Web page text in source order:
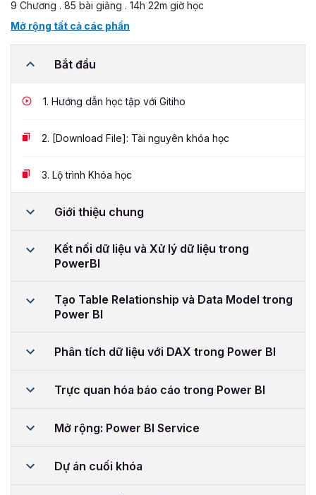
9 Chương . 85 bài giảng . 14h 22m giờ học
Mở rộng tất cả các phần
Bắt đầu
1. Hướng dẫn học tập với Gitiho
2. [Download File]: Tài nguyên khóa học
3. Lộ trình Khóa học
Giới thiệu chung
Kết nối dữ liệu và Xử lý dữ liệu trong
PowerBI
Tạo Table Relationship và Data Model trong
Power BI
Phân tích dữ liệu với DAX trong Power BI
Trực quan hóa báo cáo trong Power BI
Mở rộng: Power BI Service
Dự án cuối khóa